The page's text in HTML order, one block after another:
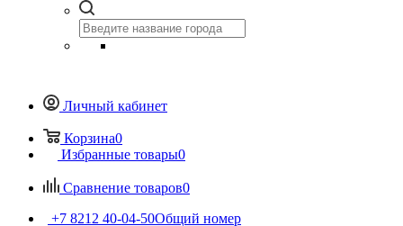
Личный кабинет
Корзина0
Избранные товары0
Сравнение товаров0
+7 8212 40-04-50Общий номер